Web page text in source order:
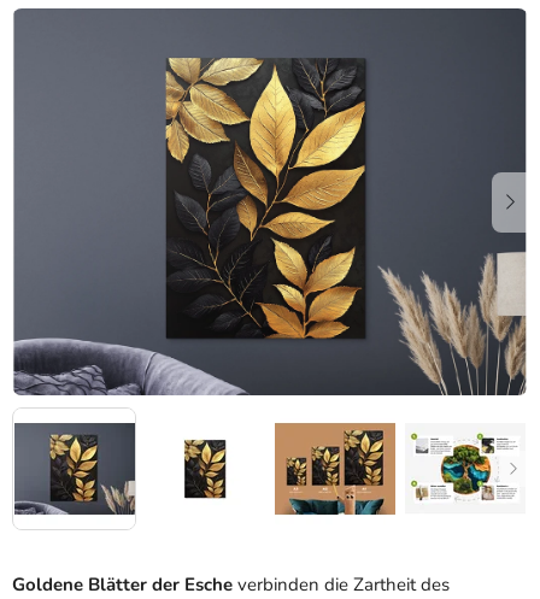
Goldene Blätter der Esche verbinden die Zartheit des
Produktbewertung